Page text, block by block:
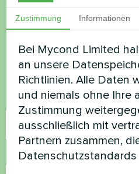
haben Sie
Kontaktieren Sie uns
helfen
Name
Rufnummer
Zustimmung Informationen
Bei Mycond Limited
an unsere
Richtlinien. Alle Daten
und niemals ohne Ihre
Zustimmung
ausschließlich mit
Partnern zusammen,
Datenschutzstandards